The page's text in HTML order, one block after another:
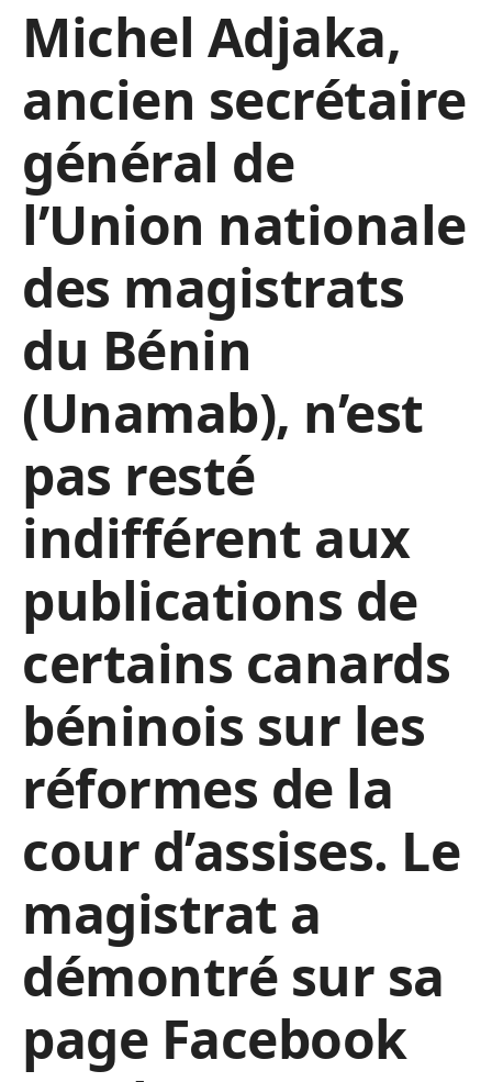
Michel Adjaka,
ancien secrétaire
général de
l’Union nationale
des magistrats
du Bénin
(Unamab), n’est
pas resté
indifférent aux
publications de
certains canards
béninois sur les
réformes de la
cour d’assises. Le
magistrat a
démontré sur sa
page Facebook